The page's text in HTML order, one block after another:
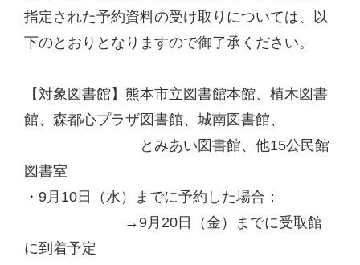
指定された予約資料の受け取りについては、以
下のとおりとなりますので御了承ください。
【対象図書館】熊本市立図書館本館、植木図書
館、森都心プラザ図書館、城南図書館、
とみあい図書館、他15公民館
図書室
・9月10日（水）までに予約した場合：
→9月20日（金）までに受取館
に到着予定